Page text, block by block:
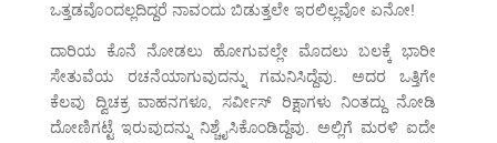
ಒತ್ತಡವೊಂದಲ್ಲದಿದ್ದರೆ ನಾವಂದು ಬಿಡುತ್ತಲೇ ಇರಲಿಲ್ಲವೋ ಏನೋ!
ದಾರಿಯ ಕೊನೆ ನೋಡಲು ಹೋಗುವಲ್ಲೇ ಮೊದಲು ಬಲಕ್ಕೆ ಭಾರೀ
ಸೇತುವೆಯ ರಚನೆಯಾಗುವುದನ್ನು ಗಮನಿಸಿದ್ದೆವು. ಅದರ ಒತ್ತಿಗೇ
ಕೆಲವು ದ್ವಿಚಕ್ರ ವಾಹನಗಳೂ, ಸರ್ವೀಸ್ ರಿಕ್ಷಾಗಳು ನಿಂತದ್ದು ನೋಡಿ
ದೋಣಿಗಟ್ಟೆ ಇರುವುದನ್ನು ನಿಶ್ಚೈಸಿಕೊಂಡಿದ್ದೆವು. ಅಲ್ಲಿಗೆ ಮರಳಿ ಐದೇ